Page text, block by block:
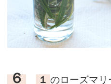
６ １ のローズマ